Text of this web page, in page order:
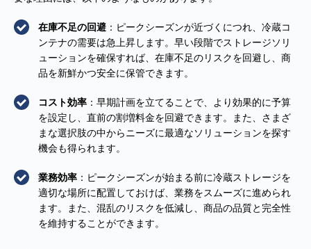
在庫不足の回避 ：ピークシーズンが近づくにつれ、冷蔵コ
ンテナの需要は急上昇します。早い段階でストレージソリ
ューションを確保すれば、在庫不足のリスクを回避し、商
品を新鮮かつ安全に保管できます。
コスト効率 ：早期計画を立てることで、より効果的に予算
を設定し、直前の割増料金を回避できます。また、さまざ
まな選択肢の中からニーズに最適なソリューションを探す
機会も得られます。
業務効率 ：ピークシーズンが始まる前に冷蔵ストレージを
適切な場所に配置しておけば、業務をスムーズに進められ
ます。また、混乱のリスクを低減し、商品の品質と完全性
を維持することができます。